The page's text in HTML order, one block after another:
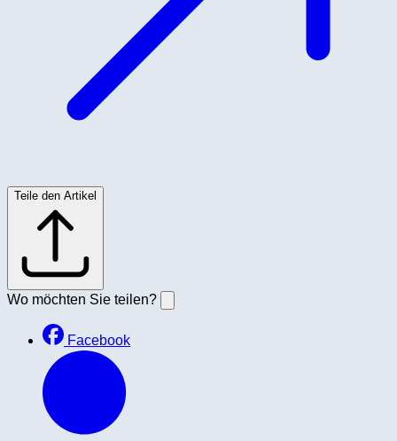
Teile den Artikel
Wo möchten Sie teilen?
Facebook